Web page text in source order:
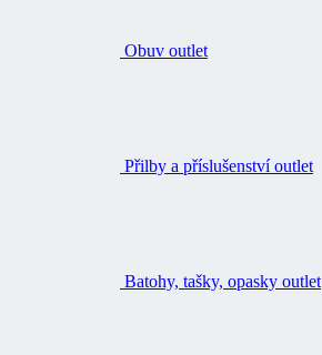
Obuv outlet
Přilby a příslušenství outlet
Batohy, tašky, opasky outlet